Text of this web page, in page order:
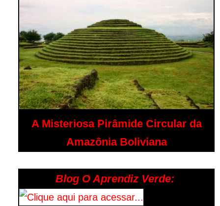
A Misteriosa Pirâmide Circular da
Amazônia Boliviana
Blog O Aprendiz Verde: